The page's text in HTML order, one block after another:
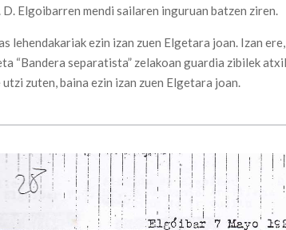
Elgoibarren mendi sailaren inguruan batzen ziren.
lehendakariak ezin izan zuen Elgetara joan. Izan
“Bandera separatista” zelakoan guardia zibilek
zuten, baina ezin izan zuen Elgetara joan.